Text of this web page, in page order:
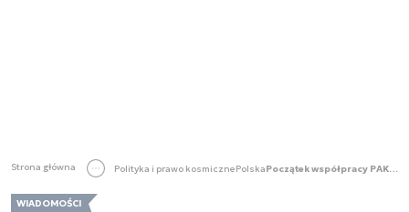
Strona główna Polityka i prawo kosmicznePolska Początek współpracy PAK z Izraelską Agencją Kosmiczną
WIADOMOŚCI